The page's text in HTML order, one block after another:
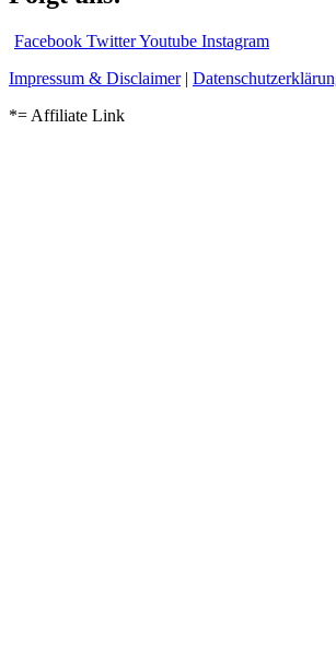
Facebook TwitterYoutube Instagram
Impressum & Disclaimer|
*= Affiliate Link